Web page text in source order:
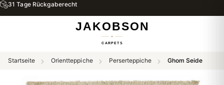
31 Tage Rückgaberecht
Startseite Orientteppiche Perserteppiche Ghom Seide